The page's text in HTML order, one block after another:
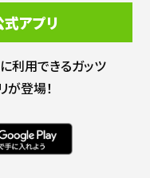
アプリ
利用できるガッツ
が登場！